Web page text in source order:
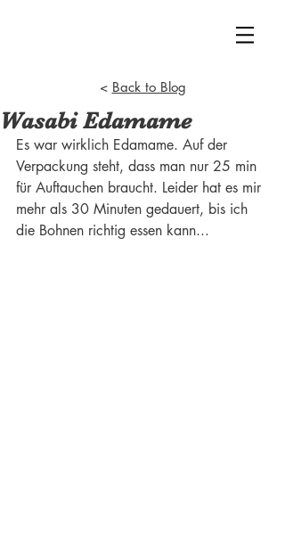
< Back to Blog
Wasabi Edamame
Es war wirklich Edamame. Auf der
Verpackung steht, dass man nur 25 min
für Auftauchen braucht. Leider hat es mir
mehr als 30 Minuten gedauert, bis ich
die Bohnen richtig essen kann...